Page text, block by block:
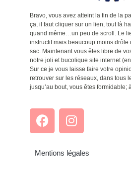
Bravo, vous avez atteint la fin de la
ça, il faut cliquer sur un lien, tout là
quand même…un peu de scroll. Le
instructif mais beaucoup moins drôle
sac. Maintenant vous êtes libre de
notre joli et bucolique site internet
Sur ce je vous laisse faire votre
retrouver sur les réseaux, dans tous
jusqu’au bout, vous êtes formidable;
Mentions légales